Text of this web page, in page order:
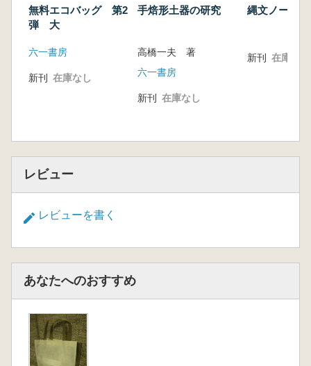
無料エコバッグ 第2
弾 大
六一書房
新刊 在庫なし
手焙形土器の研究
高橋一夫 著
六一書房
新刊 在庫なし
縄文ノート
新刊 在庫なし
レビュー
レビューを書く
あなたへのおすすめ